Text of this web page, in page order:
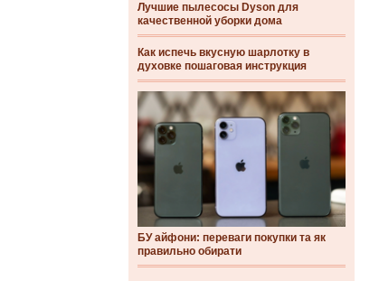
Лучшие пылесосы Dyson для
качественной уборки дома
Как испечь вкусную шарлотку в
духовке пошаговая инструкция
БУ айфони: переваги покупки та як
правильно обирати